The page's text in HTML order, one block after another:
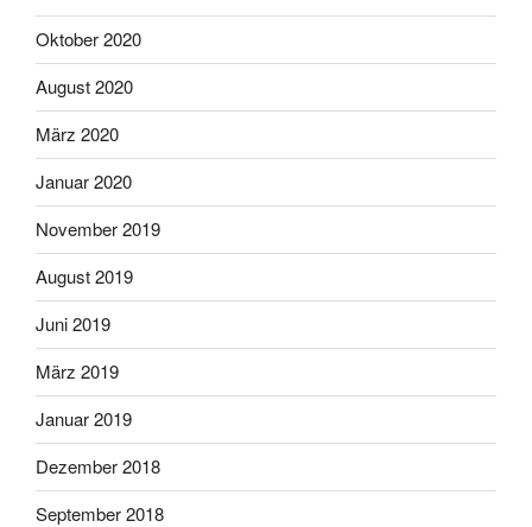
Oktober 2020
August 2020
März 2020
Januar 2020
November 2019
August 2019
Juni 2019
März 2019
Januar 2019
Dezember 2018
September 2018